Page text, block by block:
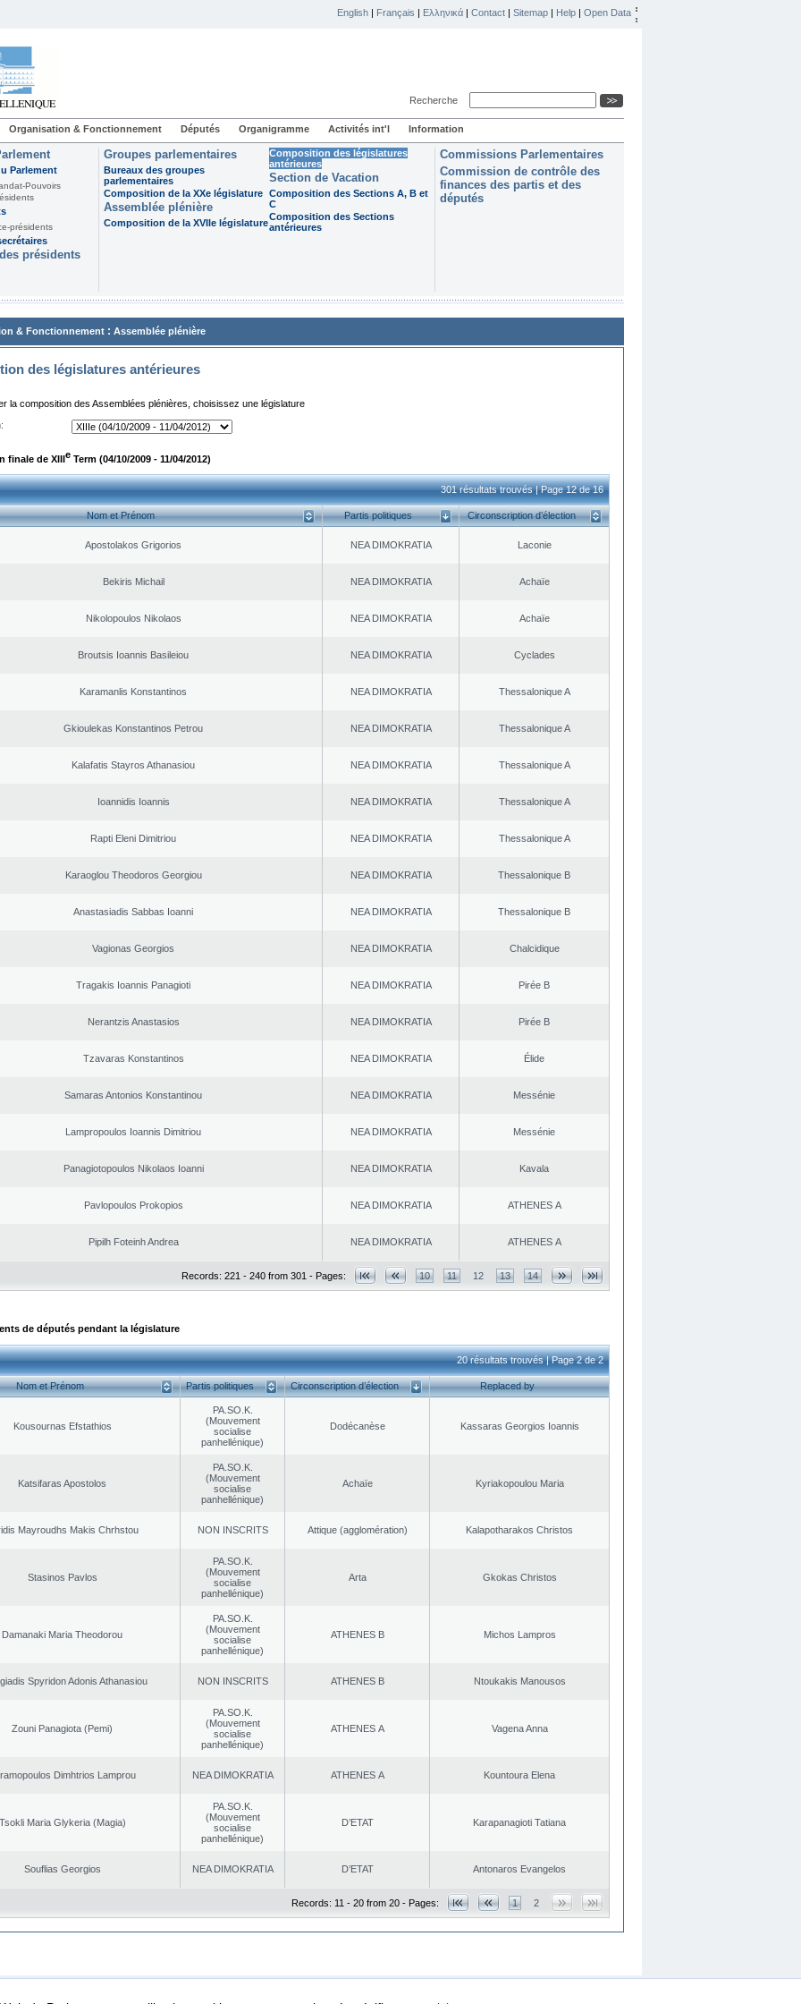
English | Français | Ελληνικά | Contact | Sitemap | Help | Open Data
Recherche
Organisation & Fonctionnement Députés Organigramme Activités int'l Information
Parlement
Pouvoirs
présidents
présidents
Groupes parlementaires
Bureaux des groupes
parlementaires
Composition de la XXe législature
Assemblée plénière
Composition de la XVIIe législature
Composition des législatures
antérieures
Section de Vacation
Composition des Sections A, B et
C
Composition des Sections
antérieures
Commissions Parlementaires
Commission de contrôle des
finances des partis et des
députés
& Fonctionnement : Assemblée plénière
des législatures antérieures
la composition des Assemblées plénières, choisissez une législature
finale de XIIIe Term (04/10/2009 - 11/04/2012)
301 résultats trouvés | Page 12 de 16
Nom et Prénom Partis politiques Circonscription d’élection
Apostolakos Grigorios NEA DΙMOKRATIA Laconie
Bekiris Michail NEA DΙMOKRATIA Achaïe
Nikolopoulos Nikolaos NEA DΙMOKRATIA Achaïe
Broutsis Ioannis Basileiou NEA DΙMOKRATIA Cyclades
Karamanlis Konstantinos NEA DΙMOKRATIA Thessalonique A
Gkioulekas Konstantinos Petrou NEA DΙMOKRATIA Thessalonique A
Kalafatis Stayros Athanasiou NEA DΙMOKRATIA Thessalonique A
Ioannidis Ioannis NEA DΙMOKRATIA Thessalonique A
Rapti Eleni Dimitriou NEA DΙMOKRATIA Thessalonique A
Karaoglou Theodoros Georgiou NEA DΙMOKRATIA Thessalonique B
Anastasiadis Sabbas Ioanni NEA DΙMOKRATIA Thessalonique B
Vagionas Georgios NEA DΙMOKRATIA Chalcidique
Tragakis Ioannis Panagioti NEA DΙMOKRATIA Pirée B
Nerantzis Anastasios NEA DΙMOKRATIA Pirée B
Tzavaras Konstantinos NEA DΙMOKRATIA Élide
Samaras Antonios Konstantinou NEA DΙMOKRATIA Messénie
Lampropoulos Ioannis Dimitriou NEA DΙMOKRATIA Messénie
Panagiotopoulos Nikolaos Ioanni NEA DΙMOKRATIA Kavala
Pavlopoulos Prokopios NEA DΙMOKRATIA ATHENES Α
Pipilh Foteinh Andrea NEA DΙMOKRATIA ATHENES Α
Records: 221 - 240 from 301 - Pages: 10 11 12 13 14
de députés pendant la législature
20 résultats trouvés | Page 2 de 2
Nom et Prénom Partis politiques Circonscription d’élection Replaced by
Kousournas Efstathios
PA.SO.K.
(Mouvement
socialise
panhellénique)
Dodécanèse Kassaras Georgios Ioannis
Katsifaras Apostolos
PA.SO.K.
(Mouvement
socialise
panhellénique)
Achaïe Kyriakopoulou Maria
Mayroudhs Makis Chrhstou NON INSCRITS Αttique (agglomération) Kalapotharakos Christos
Stasinos Pavlos
PA.SO.K.
(Mouvement
socialise
panhellénique)
Arta Gkokas Christos
Damanaki Maria Theodorou
PA.SO.K.
(Mouvement
socialise
panhellénique)
ATHENES Β Michos Lampros
Spyridon Adonis Athanasiou NON INSCRITS ATHENES Β Ntoukakis Manousos
Zouni Panagiota (Pemi)
PA.SO.K.
(Mouvement
socialise
panhellénique)
ATHENES Α Vagena Anna
Dimhtrios Lamprou NEA DΙMOKRATIA ATHENES Α Kountoura Elena
Tsokli Maria Glykeria (Magia)
PA.SO.K.
(Mouvement
socialise
panhellénique)
D’ETAT Karapanagioti Tatiana
Souflias Georgios NEA DΙMOKRATIA D’ETAT Antonaros Evangelos
Records: 11 - 20 from 20 - Pages: 1 2
|